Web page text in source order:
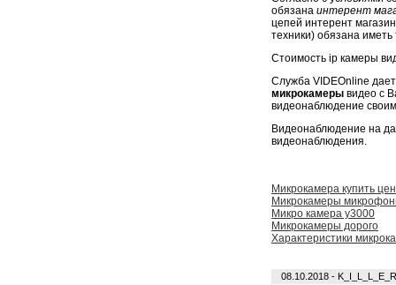
обязана интерент
цепей интерент
техники) обязана иметь
Стоимость ip камеры
Служба VIDEOnline
микрокамеры видео с
видеонаблюдение
Видеонаблюдение на
видеонаблюдения.
Микрокамера купить
Микрокамеры
Микро камера y3000
Микрокамеры дорого
Характеристики
08.10.2018 -